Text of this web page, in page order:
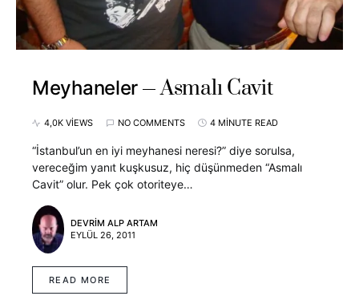
Meyhaneler Asmalı Cavit
4,0K VIEWS NO COMMENTS 4 MINUTE READ
“İstanbul’un en iyi meyhanesi neresi?” diye sorulsa,
vereceğim yanıt kuşkusuz, hiç düşünmeden “Asmalı
Cavit” olur. Pek çok otoriteye…
DEVRIM ALP ARTAM
EYLÜL 26, 2011
READ MORE